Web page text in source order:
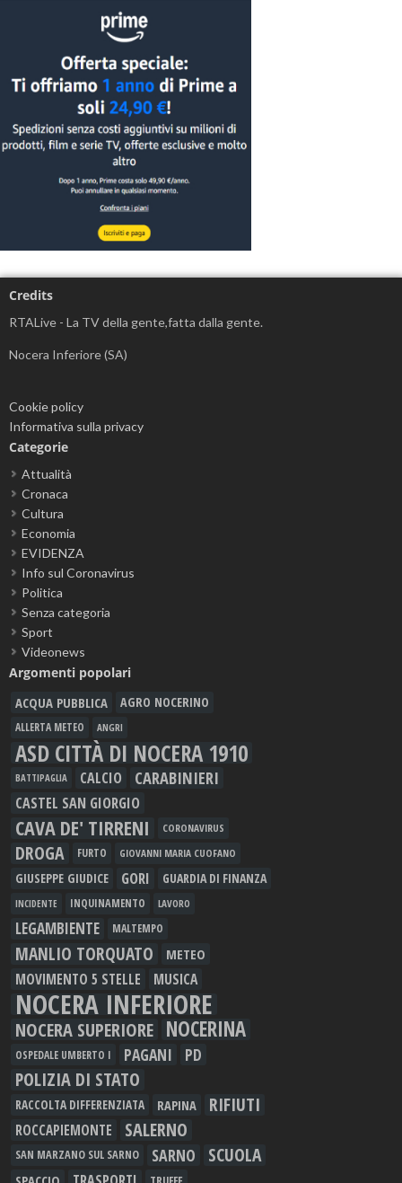
Credits
RTALive - La TV della gente,fatta dalla gente.
Nocera Inferiore (SA)
Cookie policy
Informativa sulla privacy
Categorie
Attualità
Cronaca
Cultura
Economia
EVIDENZA
Info sul Coronavirus
Politica
Senza categoria
Sport
Videonews
Argomenti popolari
ACQUA PUBBLICA AGRO NOCERINO
ALLERTA METEO ANGRI
ASD CITTÀ DI NOCERA 1910
BATTIPAGLIA CALCIO CARABINIERI
CASTEL SAN GIORGIO
CAVA DE' TIRRENI CORONAVIRUS
DROGA FURTO GIOVANNI MARIA CUOFANO
GIUSEPPE GIUDICE GORI GUARDIA DI FINANZA
INCIDENTE INQUINAMENTO LAVORO
LEGAMBIENTE MALTEMPO
MANLIO TORQUATO METEO
MOVIMENTO 5 STELLE MUSICA
NOCERA INFERIORE
NOCERA SUPERIORE NOCERINA
OSPEDALE UMBERTO I PAGANI PD
POLIZIA DI STATO
RACCOLTA DIFFERENZIATA RAPINA RIFIUTI
ROCCAPIEMONTE SALERNO
SAN MARZANO SUL SARNO SARNO SCUOLA